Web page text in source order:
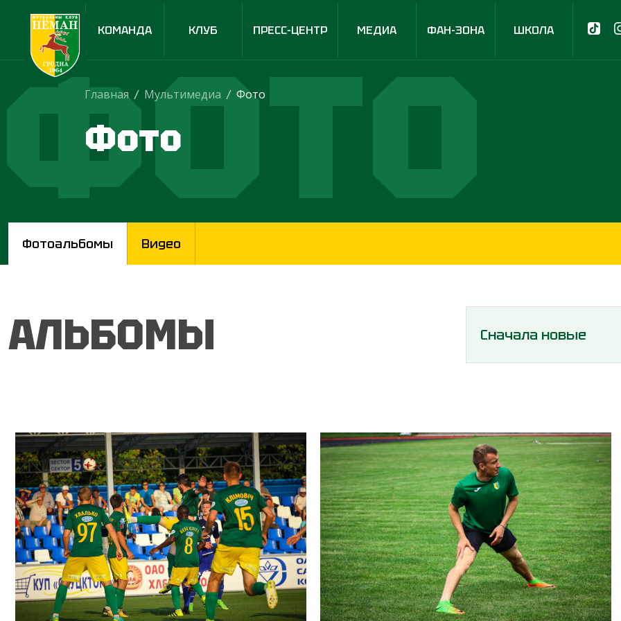
КОМАНДА КЛУБ ПРЕСС-ЦЕНТР МЕДИА ФАН-ЗОНА ШКОЛА
ФОТО
Главная / Мультимедиа / Фото
Фото
Фотоальбомы Видео
АЛЬБОМЫ Сначала новые